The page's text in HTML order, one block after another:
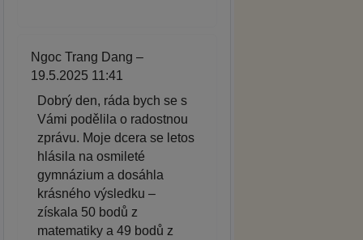
Ngoc Trang Dang –
19.5.2025 11:41
Dobrý den, ráda bych se s
Vámi podělila o radostnou
zprávu. Moje dcera se letos
hlásila na osmileté
gymnázium a dosáhla
krásného výsledku –
získala 50 bodů z
matematiky a 49 bodů z